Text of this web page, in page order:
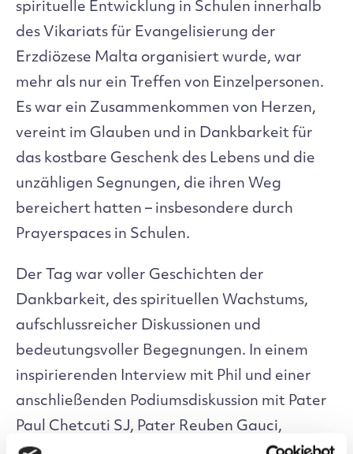
spirituelle Entwicklung in Schulen innerhalb
des Vikariats für Evangelisierung der
Erzdiözese Malta organisiert wurde, war
mehr als nur ein Treffen von Einzelpersonen.
Es war ein Zusammenkommen von Herzen,
vereint im Glauben und in Dankbarkeit für
das kostbare Geschenk des Lebens und die
unzähligen Segnungen, die ihren Weg
bereichert hatten – insbesondere durch
Prayerspaces in Schulen.
Der Tag war voller Geschichten der
Dankbarkeit, des spirituellen Wachstums,
aufschlussreicher Diskussionen und
bedeutungsvoller Begegnungen. In einem
inspirierenden Interview mit Phil und einer
anschließenden Podiumsdiskussion mit Pater
Paul Chetcuti SJ, Pater Reuben Gauci,